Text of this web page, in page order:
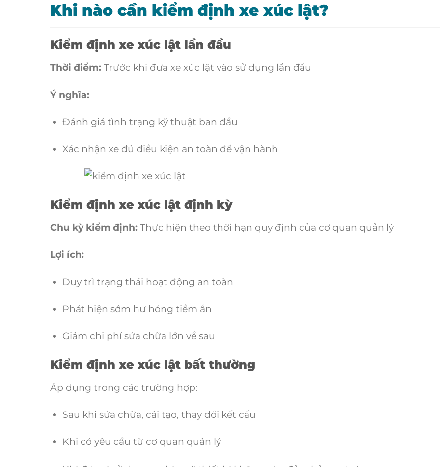
Khi nào cần kiểm định xe xúc lật?
Kiểm định xe xúc lật lần đầu
Thời điểm: Trước khi đưa xe xúc lật vào sử dụng lần đầu
Ý nghĩa:
Đánh giá tình trạng kỹ thuật ban đầu
Xác nhận xe đủ điều kiện an toàn để vận hành
Kiểm định xe xúc lật định kỳ
Chu kỳ kiểm định: Thực hiện theo thời hạn quy định của cơ quan quản lý
Lợi ích:
Duy trì trạng thái hoạt động an toàn
Phát hiện sớm hư hỏng tiềm ẩn
Giảm chi phí sửa chữa lớn về sau
Kiểm định xe xúc lật bất thường
Áp dụng trong các trường hợp:
Sau khi sửa chữa, cải tạo, thay đổi kết cấu
Khi có yêu cầu từ cơ quan quản lý